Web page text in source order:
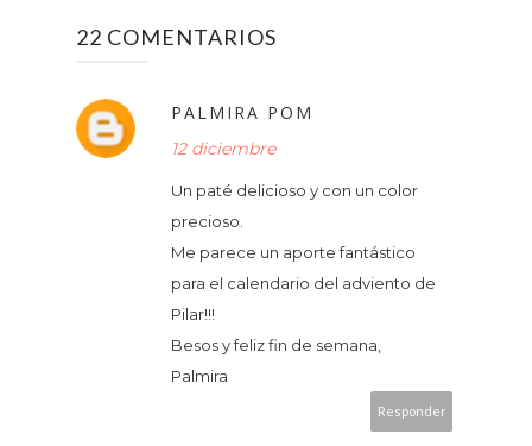
22 COMENTARIOS
PALMIRA POM
12 diciembre
Un paté delicioso y con un color
precioso.
Me parece un aporte fantástico
para el calendario del adviento de
Pilar!!!
Besos y feliz fin de semana,
Palmira
Responder